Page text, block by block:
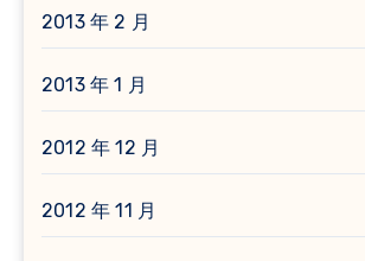
2013 年 2 月
2013 年 1 月
2012 年 12 月
2012 年 11 月